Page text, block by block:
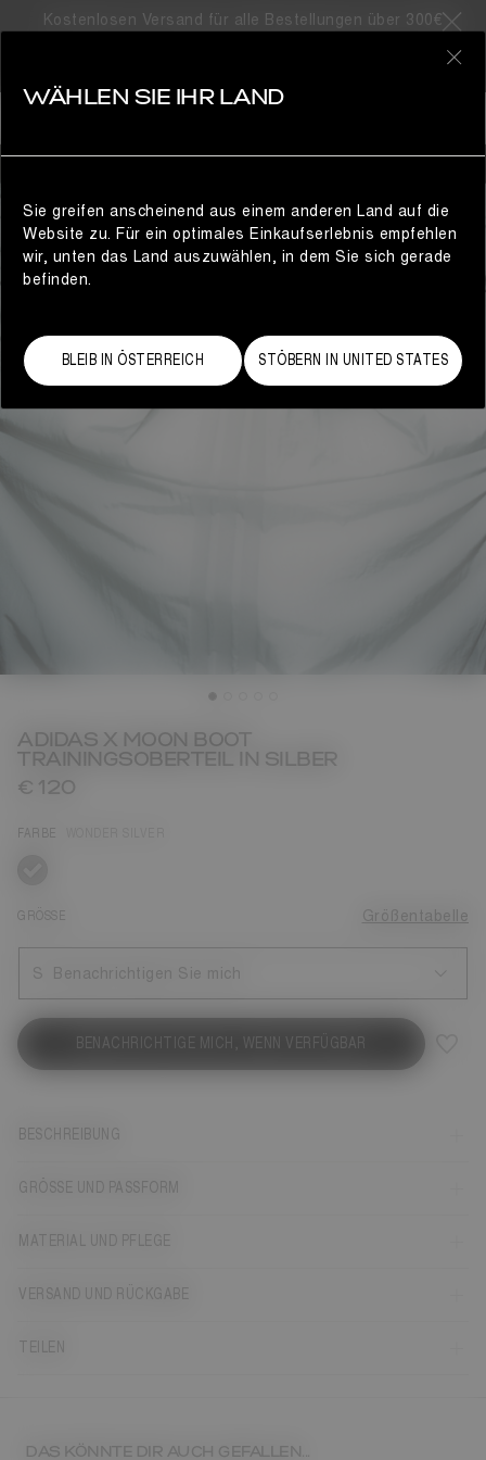
Kostenlosen Versand für alle Bestellungen über 300€
ADIDAS X MOON BOOT
TRAININGSOBERTEIL IN SILBER
€ 120
FARBE
GRÖSSE Größentabelle
S Benachrichtigen Sie mich
BENACHRICHTIGE MICH, WENN VERFÜGBAR
BESCHREIBUNG
GRÖSSE UND PASSFORM
MATERIAL UND PFLEGE
VERSAND UND RÜCKGABE
TEILEN
DAS KÖNNTE DIR AUCH GEFALLEN...
WÄHLEN SIE IHR LAND
Sie greifen anscheinend aus einem anderen Land auf die
Website zu. Für ein optimales Einkaufserlebnis empfehlen
wir, unten das Land auszuwählen, in dem Sie sich gerade
befinden.
BLEIB IN ÖSTERREICH STÖBERN IN UNITED STATES